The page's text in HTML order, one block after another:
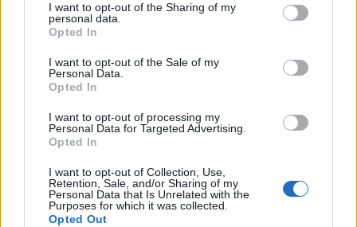
I want to opt-out of the Sharing of my
personal data.
Opted In
I want to opt-out of the Sale of my
Personal Data.
Opted In
I want to opt-out of processing my
Personal Data for Targeted Advertising.
Opted In
I want to opt-out of Collection, Use,
Retention, Sale, and/or Sharing of my
Personal Data that Is Unrelated with the
Purposes for which it was collected.
Opted Out
Θέσεις Εργασίας ανά Εταιρεία
Κέντρο Βοήθειας
Καταχώρηση Online Βιογραφικού
Συμβουλές Καριέρας